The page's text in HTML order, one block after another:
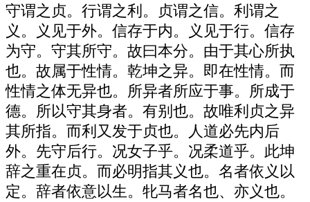
守谓之贞。行谓之利。贞谓之信。利谓之
义。义见于外。信存于内。义见于行。信存
为守。守其所守。故曰本分。由于其心所执
也。故属于性情。乾坤之异。即在性情。而
性情之体无异也。所异者所应于事。所成于
德。所以守其身者。有别也。故唯利贞之异
其所指。而利又发于贞也。人道必先内后
外。先守后行。况女子乎。况柔道乎。此坤
辞之重在贞。而必明指其义也。名者依义以
定。辞者依意以生。牝马者名也、亦义也。